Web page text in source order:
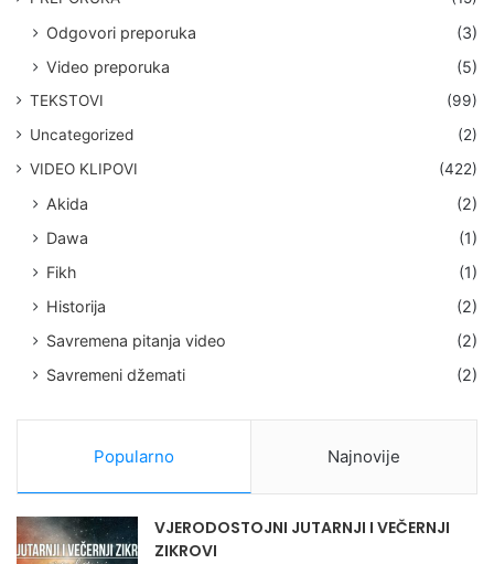
Odgovori preporuka
(3)
Video preporuka
(5)
TEKSTOVI
(99)
Uncategorized
(2)
VIDEO KLIPOVI
(422)
Akida
(2)
Dawa
(1)
Fikh
(1)
Historija
(2)
Savremena pitanja video
(2)
Savremeni džemati
(2)
Popularno Najnovije
VJERODOSTOJNI JUTARNJI I VEČERNJI
ZIKROVI